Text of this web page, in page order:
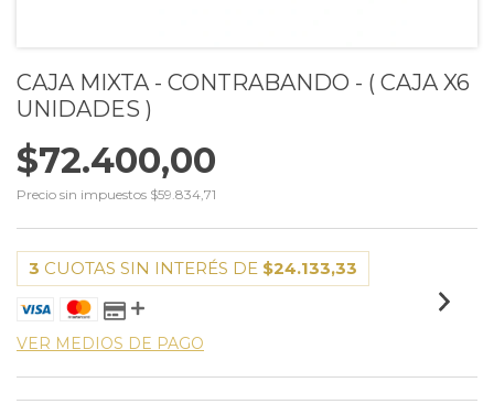
CAJA MIXTA - CONTRABANDO - ( CAJA X6
UNIDADES )
$72.400,00
Precio sin impuestos $59.834,71
3 CUOTAS SIN INTERÉS DE $24.133,33
VER MEDIOS DE PAGO